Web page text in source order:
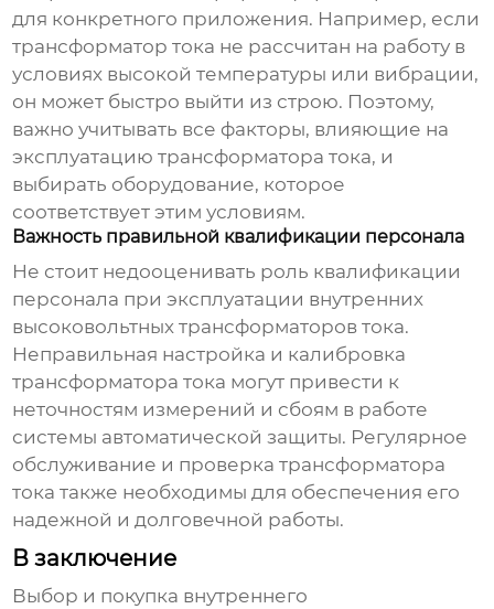
для конкретного приложения. Например, если
трансформатор тока не рассчитан на работу в
условиях высокой температуры или вибрации,
он может быстро выйти из строю. Поэтому,
важно учитывать все факторы, влияющие на
эксплуатацию трансформатора тока, и
выбирать оборудование, которое
соответствует этим условиям.
Важность правильной квалификации персонала
Не стоит недооценивать роль квалификации
персонала при эксплуатации внутренних
высоковольтных трансформаторов тока.
Неправильная настройка и калибровка
трансформатора тока могут привести к
неточностям измерений и сбоям в работе
системы автоматической защиты. Регулярное
обслуживание и проверка трансформатора
тока также необходимы для обеспечения его
надежной и долговечной работы.
В заключение
Выбор и покупка внутреннего